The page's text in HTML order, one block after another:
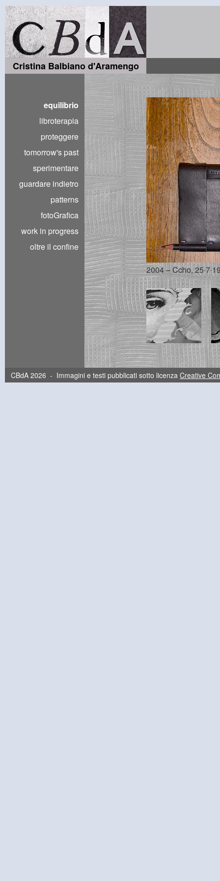
Cristina Balbiano d'Aramengo
equilibrio
libroterapia
proteggere
tomorrow's past
sperimentare
guardare indietro
patterns
fotoGrafica
work in progress
oltre il confine
2004 – Ccho,
CBdA 2026 - Immagini e testi pubblicati sotto licenza Creative